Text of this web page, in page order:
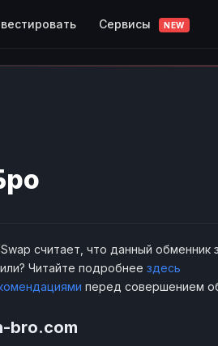
Сервисы NEW
считает, что данный обменник
Читайте подробнее здесь
перед совершением
bro.com